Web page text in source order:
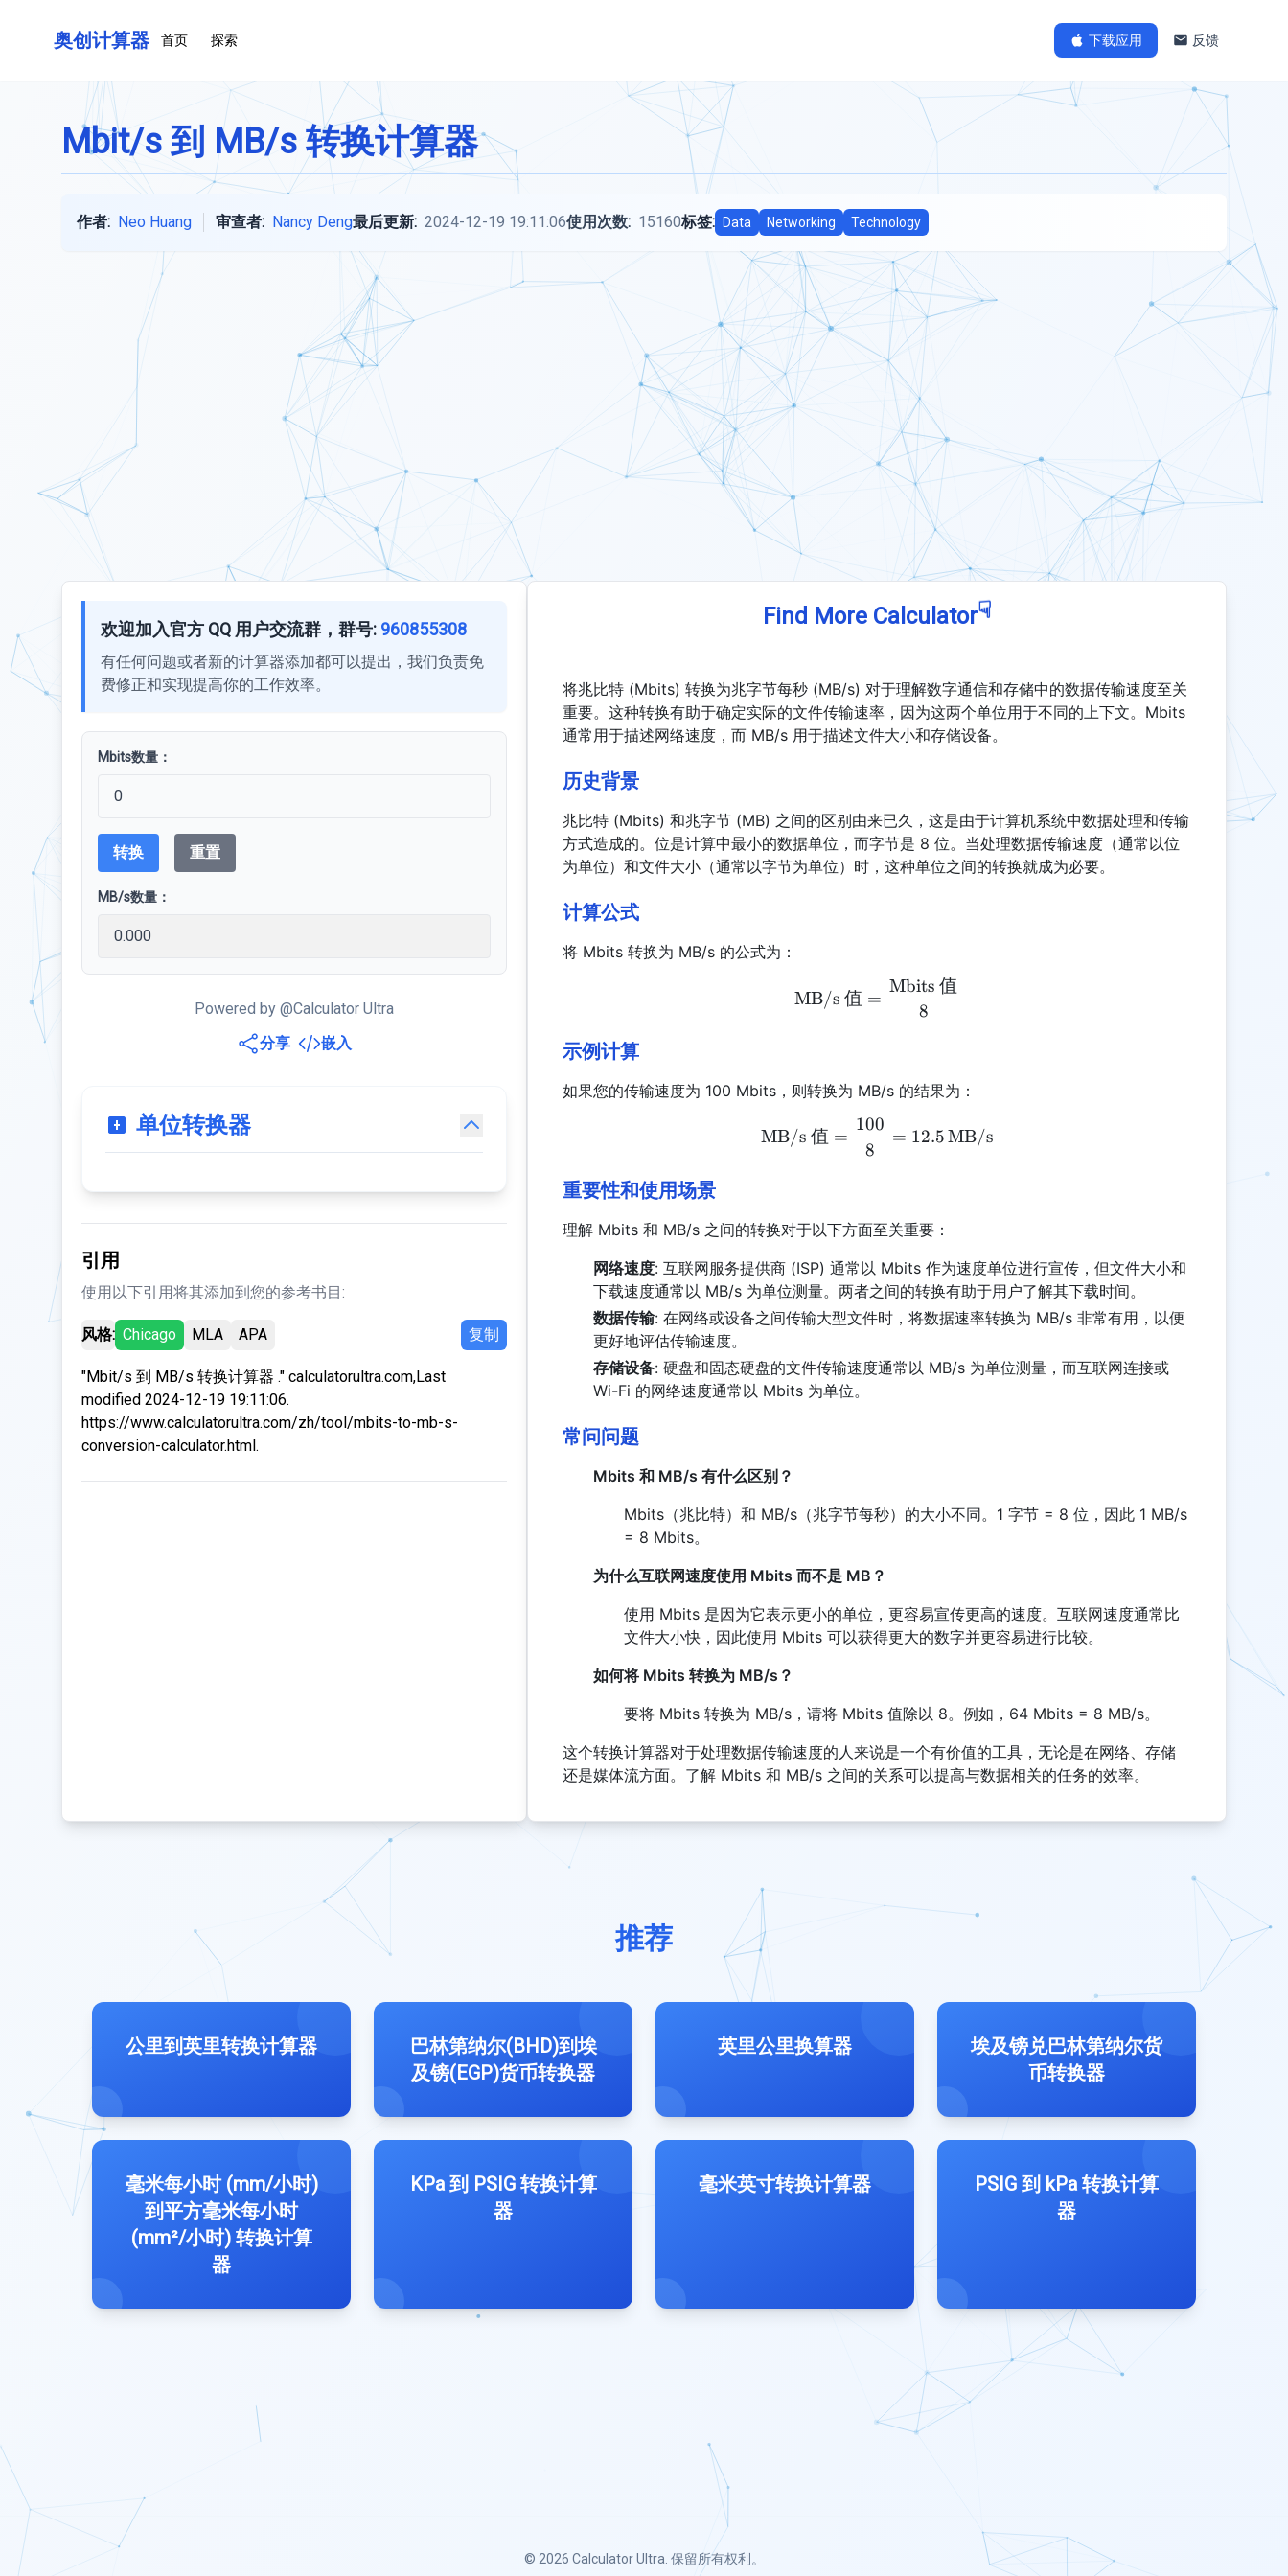
奥创计算器 首页 探索 下载应用 反馈
Mbit/s 到 MB/s 转换计算器
作者: Neo Huang 审查者: Nancy Deng最后更新: 2024-12-19 19:11:06使用次数: 15160标签: Data Networking Technology
欢迎加入官方 QQ 用户交流群，群号: 960855308
有任何问题或者新的计算器添加都可以提出，我们负责免
费修正和实现提高你的工作效率。
Mbits数量：
转换 重置
MB/s数量：
Powered by @Calculator Ultra
分享
嵌入
单位转换器
引用
使用以下引用将其添加到您的参考书目:
风格: Chicago MLA APA 复制
"Mbit/s 到 MB/s 转换计算器 ." calculatorultra.com,Last
modified 2024-12-19 19:11:06.
https://www.calculatorultra.com/zh/tool/mbits-to-mb-s-
conversion-calculator.html.
Find More Calculator☟
将兆比特 (Mbits) 转换为兆字节每秒 (MB/s) 对于理解数字通信和存储中的数据传输速度至关
重要。这种转换有助于确定实际的文件传输速率，因为这两个单位用于不同的上下文。Mbits
通常用于描述网络速度，而 MB/s 用于描述文件大小和存储设备。
历史背景
兆比特 (Mbits) 和兆字节 (MB) 之间的区别由来已久，这是由于计算机系统中数据处理和传输
方式造成的。位是计算中最小的数据单位，而字节是 8 位。当处理数据传输速度（通常以位
为单位）和文件大小（通常以字节为单位）时，这种单位之间的转换就成为必要。
计算公式
将 Mbits 转换为 MB/s 的公式为：
\text{MB/s 值} = \frac{\text{Mbits 值}}{8}
MB/s 值 =
8
Mbits值
示例计算
如果您的传输速度为 100 Mbits，则转换为 MB/s 的结果为：
\text{MB/s 值} = \frac{100}{8} = 12.5 \,
MB/s值 =
8
100
= 12.5MB/s
重要性和使用场景
理解 Mbits 和 MB/s 之间的转换对于以下方面至关重要：
网络速度: 互联网服务提供商 (ISP) 通常以 Mbits 作为速度单位进行宣传，但文件大小和
下载速度通常以 MB/s 为单位测量。两者之间的转换有助于用户了解其下载时间。
数据传输: 在网络或设备之间传输大型文件时，将数据速率转换为 MB/s 非常有用，以便
更好地评估传输速度。
存储设备: 硬盘和固态硬盘的文件传输速度通常以 MB/s 为单位测量，而互联网连接或
Wi-Fi 的网络速度通常以 Mbits 为单位。
常问问题
Mbits 和 MB/s 有什么区别？
Mbits（兆比特）和 MB/s（兆字节每秒）的大小不同。1 字节 = 8 位，因此 1 MB/s
= 8 Mbits。
为什么互联网速度使用 Mbits 而不是 MB？
使用 Mbits 是因为它表示更小的单位，更容易宣传更高的速度。互联网速度通常比
文件大小快，因此使用 Mbits 可以获得更大的数字并更容易进行比较。
如何将 Mbits 转换为 MB/s？
要将 Mbits 转换为 MB/s，请将 Mbits 值除以 8。例如，64 Mbits = 8 MB/s。
这个转换计算器对于处理数据传输速度的人来说是一个有价值的工具，无论是在网络、存储
还是媒体流方面。了解 Mbits 和 MB/s 之间的关系可以提高与数据相关的任务的效率。
推荐
公里到英里转换计算器
巴林第纳尔(BHD)到埃
及镑(EGP)货币转换器
英里公里换算器
埃及镑兑巴林第纳尔货
币转换器
毫米每小时 (mm/小时)
到平方毫米每小时
(mm²/小时) 转换计算
器
KPa 到 PSIG 转换计算
器
毫米英寸转换计算器
PSIG 到 kPa 转换计算
器
© 2026 Calculator Ultra . 保留所有权利。